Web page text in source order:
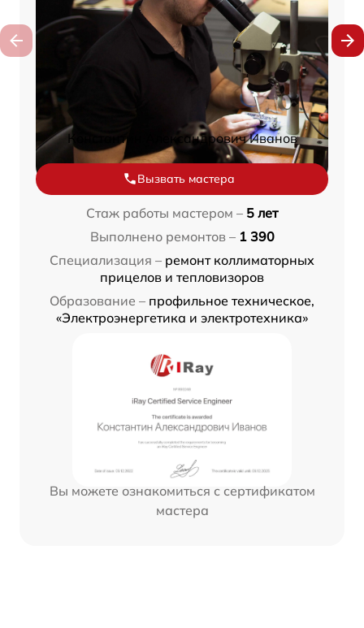
Константин Александрович Иванов
Вызвать мастера
Стаж работы мастером – 5 лет
Выполнено ремонтов – 1 390
Специализация – ремонт коллиматорных
прицелов и тепловизоров
Образование – профильное техническое,
«Электроэнергетика и электротехника»
Вы можете ознакомиться с сертификатом
мастера